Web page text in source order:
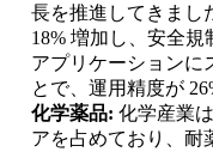
長を推進してきまし
18% 増加し、安全
アプリケーションに
とで、運用精度が
化学薬品: 化学産業
アを占めており、耐